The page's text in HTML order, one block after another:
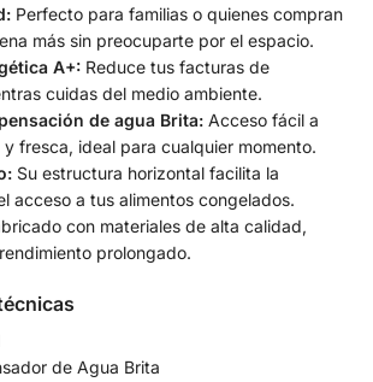
Perfecto para familias o quienes compran
más sin preocuparte por el espacio.
A+: Reduce tus facturas de
cuidas del medio ambiente.
de agua Brita: Acceso fácil a
fresca, ideal para cualquier momento.
Su estructura horizontal facilita la
acceso a tus alimentos congelados.
con materiales de alta calidad,
prolongado.
de Agua Brita